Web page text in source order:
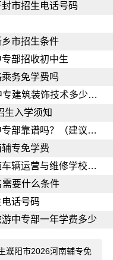
市招生电话号码
市招生条件
部招收初中生
务免学费吗
筑装饰技术多少钱一年
生入学须知
谱吗？（建议收藏）
专免学费
与维修学校环境怎么样
要什么条件
话号码
中专部一年学费多少
濮阳市2026河南辅专免